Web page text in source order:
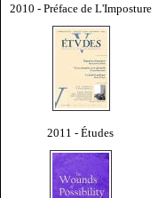
2010 - Préface de L'Imposture
2011 - Études